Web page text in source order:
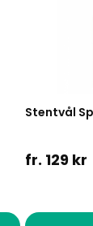
Stentvål
fr. 129 kr